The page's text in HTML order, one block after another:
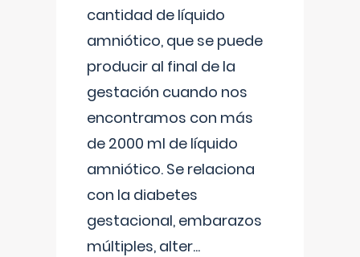
cantidad de líquido
amniótico, que se puede
producir al final de la
gestación cuando nos
encontramos con más
de 2000 ml de líquido
amniótico. Se relaciona
con la diabetes
gestacional, embarazos
múltiples, alter...